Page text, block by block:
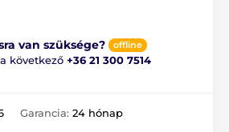
van szüksége? offline
következő +36 21 300 7514
Garancia: 24 hónap